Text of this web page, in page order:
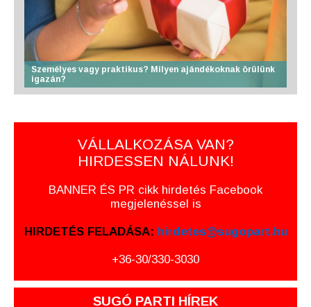
Személyes vagy praktikus? Milyen ajándékoknak örülünk
igazán?
VÁLLALKOZÁSA VAN?
HIRDESSEN NÁLUNK!
BANNER ÉS PR cikk hirdetés Facebook
megjelenéssel is
HIRDETÉS FELADÁSA: hirdetes@sugopart.hu
+36-30/330-3030
SUGÓ PARTI HÍREK